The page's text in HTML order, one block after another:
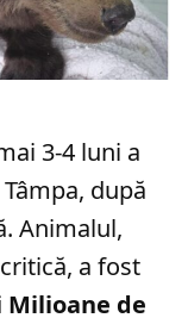
3-4 luni a
după
Animalul,
a fost
Milioane de